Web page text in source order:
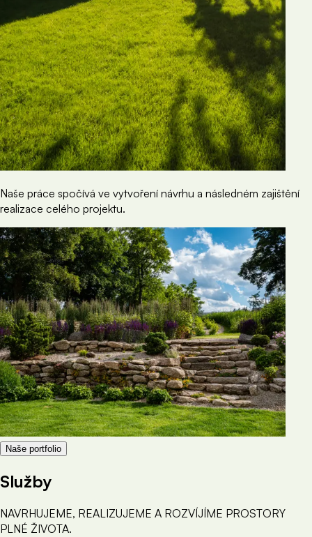
Naše práce spočívá ve vytvoření návrhu a následném zajištění
realizace celého projektu.
Naše portfolio
Služby
NAVRHUJEME, REALIZUJEME A ROZVÍJÍME PROSTORY
PLNÉ ŽIVOTA.